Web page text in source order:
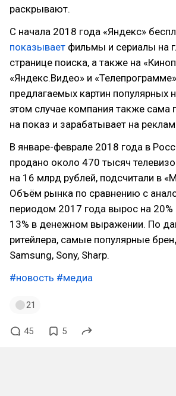
раскрывают.
С начала 2018 года «Яндекс»
показывает фильмы и сериалы на
странице поиска, а также на
«Яндекс.Видео» и
предлагаемых картин популярных
этом случае компания также сама
на показ и зарабатывает на
В январе-феврале 2018 года в
продано около 470 тысяч
на 16 млрд рублей, подсчитали в
Объём рынка по сравнению с
периодом 2017 года вырос на 20%
13% в денежном выражении. По
ритейлера, самые популярные
Samsung, Sony, Sharp.
#новость #медиа
21
45 5